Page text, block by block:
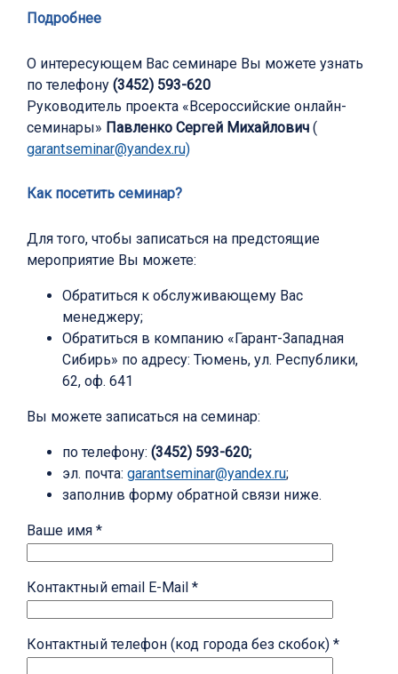
Подробнее
О интересующем Вас семинаре Вы можете узнать
по телефону (3452) 593-620
Руководитель проекта «Всероссийские онлайн-
семинары» Павленко Сергей Михайлович (
garantseminar@yandex.ru)
Как посетить семинар?
Для того, чтобы записаться на предстоящие
мероприятие Вы можете:
Обратиться к обслуживающему Вас
менеджеру;
Обратиться в компанию «Гарант-Западная
Сибирь» по адресу: Тюмень, ул. Республики,
62, оф. 641
Вы можете записаться на семинар:
по телефону: (3452) 593-620;
эл. почта: garantseminar@yandex.ru;
заполнив форму обратной связи ниже.
Ваше имя *
Контактный email E-Mail *
Контактный телефон (код города без скобок) *